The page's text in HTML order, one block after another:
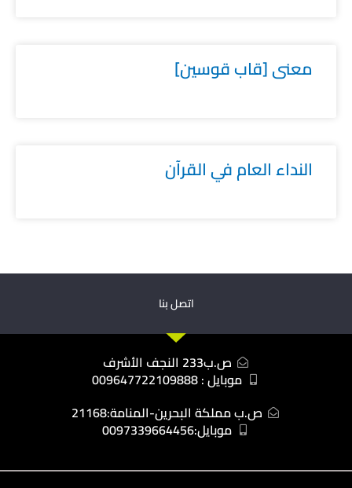
معنى [قاب قوسين]
النداء العام في القرآن
اتصل بنا
ص.ب233 النجف الأشرف
موبايل : 009647722109888
ص.ب مملكة البحرين-المنامة:21168
موبايل:0097339664456